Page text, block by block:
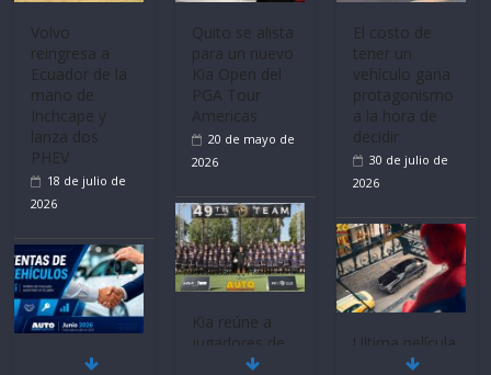
Volvo
reingresa a
Ecuador de la
mano de
Inchcape y
lanza dos
PHEV
18 de julio de
2026
Mercado
Quito se alista
para un nuevo
Kia Open del
PGA Tour
Americas
20 de mayo de
2026
Kia reúne a
jugadores de
fútbol de todo
El costo de
tener un
vehículo gana
protagonismo
a la hora de
decidir
30 de julio de
2026
Ultima película
‘Spider‑Man: